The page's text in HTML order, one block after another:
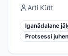
Arti Kütt
Iganädalane
Protsessi